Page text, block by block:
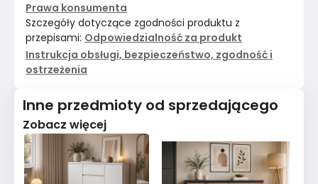
Prawa konsumenta
Szczegóły dotyczące zgodności produktu z
przepisami: Odpowiedzialność za produkt
Instrukcja obsługi, bezpieczeństwo, zgodność i
ostrzeżenia
Inne przedmioty od sprzedającego
Zobacz więcej